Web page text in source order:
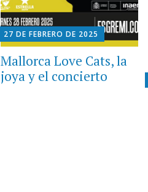
27 DE FEBRERO DE 2025
Mallorca Love Cats, la
joya y el concierto